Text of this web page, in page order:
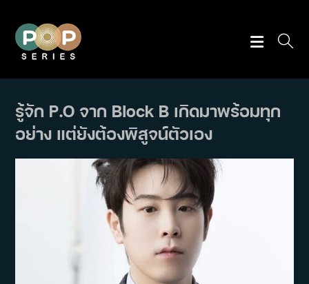
content
รู้จัก P.O จาก Block B เกิดมาพร้อมทุก
อย่าง แต่ยังต้องพิสูจน์ตัวเอง